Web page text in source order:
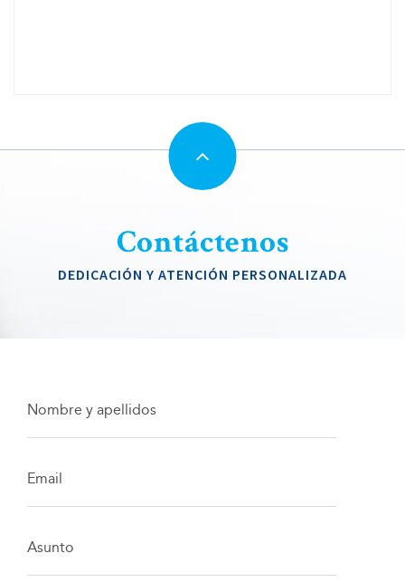
Contáctenos
DEDICACIÓN Y ATENCIÓN PERSONALIZADA